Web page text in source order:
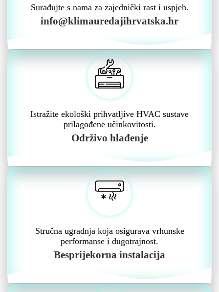
Surađujte s nama za zajednički rast i uspjeh.
info@klimauredajihrvatska.hr
Istražite ekološki prihvatljive HVAC sustave
prilagođene učinkovitosti.
Održivo hlađenje
Stručna ugradnja koja osigurava vrhunske
performanse i dugotrajnost.
Besprijekorna instalacija